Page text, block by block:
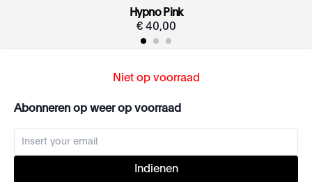
Hypno Pink
€ 40,00
Niet op voorraad
Abonneren op weer op voorraad
Indienen